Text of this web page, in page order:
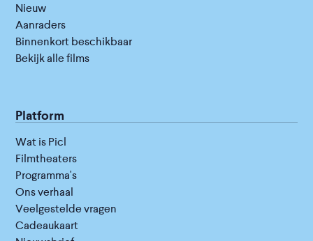
Nieuw
Aanraders
Binnenkort beschikbaar
Bekijk alle films
Platform
Wat is Picl
Filmtheaters
Programma's
Ons verhaal
Veelgestelde vragen
Cadeaukaart